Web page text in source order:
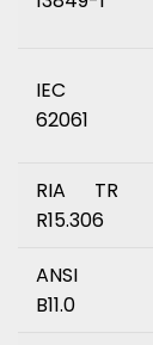
IEC
62061
RIA TR
R15.306
ANSI
B11.0